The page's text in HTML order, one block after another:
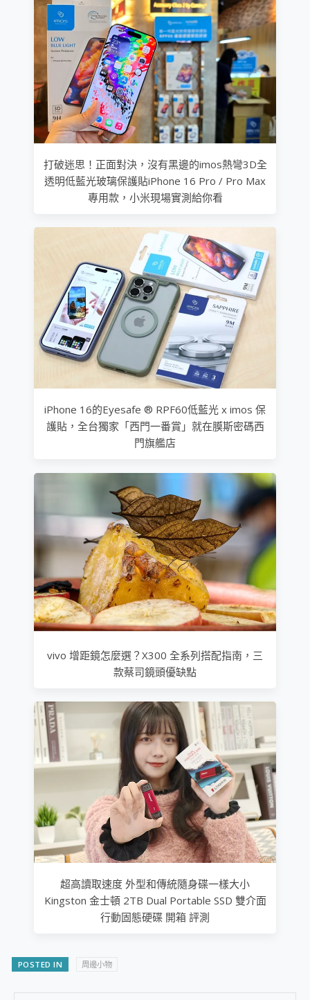
打破迷思！正面對決，沒有黑邊的imos熱彎3D全
透明低藍光玻璃保護貼iPhone 16 Pro / Pro Max
專用款，小米現場實測給你看
iPhone 16的Eyesafe ® RPF60低藍光 x imos 保
護貼，全台獨家「西門一番賞」就在膜斯密碼西
門旗艦店
vivo 增距鏡怎麼選？X300 全系列搭配指南，三
款蔡司鏡頭優缺點
超高讀取速度 外型和傳統隨身碟一樣大小
Kingston 金士頓 2TB Dual Portable SSD 雙介面
行動固態硬碟 開箱 評測
POSTED IN 周邊小物